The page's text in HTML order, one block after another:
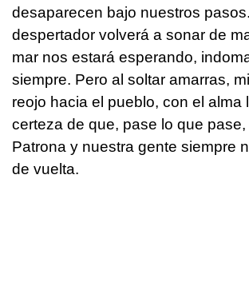
desaparecen bajo nuestros
despertador volverá a sonar de
mar nos estará esperando,
siempre. Pero al soltar amarras,
reojo hacia el pueblo, con el alma
certeza de que, pase lo que
Patrona y nuestra gente siempre
de vuelta.